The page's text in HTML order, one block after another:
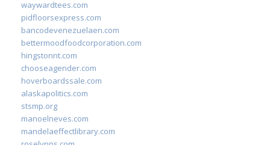
waywardtees.com
pidfloorsexpress.com
bancodevenezuelaen.com
bettermoodfoodcorporation.com
hingstonnt.com
chooseagender.com
hoverboardssale.com
alaskapolitics.com
stsmp.org
manoelneves.com
mandelaeffectlibrary.com